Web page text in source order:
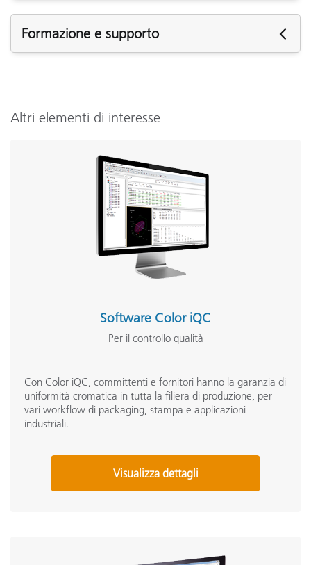
Parts & Accessories
Visualizza dettagli
Formazione e supporto
per ottenere maggiori informazioni.
NetProfiler 3 v3.6.2.2
NetProfiler 3 v3.6.2.1
Articoli sull’assistenza :
What is Meant by the Term "Observer Angle"?
Storing and Transmitting Sample measurements
Formazione
eLearning:
Teoria del colore: comprendere i numeri del colore
Corsi di formazione presso la sede del cliente
Seminario sulle nozioni base relative al colore
Altri elementi di interesse
Software Color iQC
Per il controllo qualità
Con Color iQC, committenti e fornitori hanno la garanzia di
uniformità cromatica in tutta la filiera di produzione, per
vari workflow di packaging, stampa e applicazioni
industriali.
Visualizza dettagli